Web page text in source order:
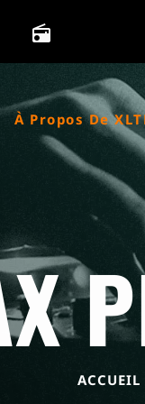
radio
À Propos De
ACCUEIL